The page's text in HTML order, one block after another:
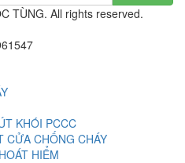
TÙNG. All rights reserved.
KHÓI PCCC
CỬA CHỐNG CHÁY
HIỂM